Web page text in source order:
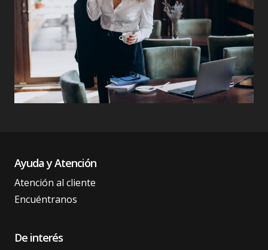
Ayuda y Atención
Atención al cliente
Encuéntranos
De interés